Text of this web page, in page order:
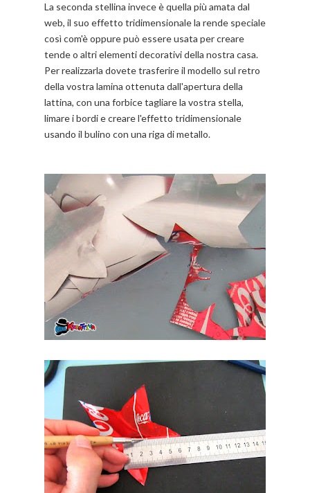
La seconda stellina invece è quella più amata dal
web, il suo effetto tridimensionale la rende speciale
così com'è oppure può essere usata per creare
tende o altri elementi decorativi della nostra casa.
Per realizzarla dovete trasferire il modello sul retro
della vostra lamina ottenuta dall'apertura della
lattina, con una forbice tagliare la vostra stella,
limare i bordi e creare l'effetto tridimensionale
usando il bulino con una riga di metallo.